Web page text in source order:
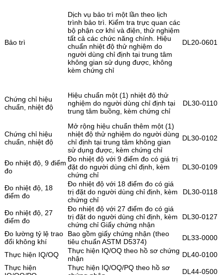
Bảo trì
Dịch vụ bảo trì một lần theo lịch
trình bảo trì. Kiểm tra trực quan các
bộ phận cơ khí và điện, thử nghiệm
tất cả các chức năng chính. Hiệu
chuẩn nhiệt độ thử nghiệm do
người dùng chỉ định tại trung tâm
không gian sử dụng được, không
kèm chứng chỉ
DL20-0601
Chứng chỉ hiệu
chuẩn, nhiệt độ
Hiệu chuẩn một (1) nhiệt độ thử
nghiệm do người dùng chỉ định tại
trung tâm buồng, kèm chứng chỉ
DL30-0110
Chứng chỉ hiệu
chuẩn, nhiệt độ
Mở rộng hiệu chuẩn thêm một (1)
nhiệt độ thử nghiệm do người dùng
chỉ định tại trung tâm không gian
sử dụng được, kèm chứng chỉ
DL30-0102
Đo nhiệt độ, 9 điểm
đo
Đo nhiệt độ với 9 điểm đo có giá trị
đặt do người dùng chỉ định, kèm
chứng chỉ
DL30-0109
Đo nhiệt độ, 18
điểm đo
Đo nhiệt độ với 18 điểm đo có giá
trị đặt do người dùng chỉ định, kèm
chứng chỉ
DL30-0118
Đo nhiệt độ, 27
điểm đo
Đo nhiệt độ với 27 điểm đo có giá
trị đặt do người dùng chỉ định, kèm
chứng chỉ Giấy chứng nhận
DL30-0127
Đo lường tỷ lệ trao
đổi không khí
Bao gồm giấy chứng nhận (theo
tiêu chuẩn ASTM D5374)
DL33-0000
Thực hiện IQ/OQ
Thực hiện IQ/OQ theo hồ sơ chứng
nhận
DL40-0100
Thực hiện
Thực hiện IQ/OQ/PQ theo hồ sơ
DL44-0500